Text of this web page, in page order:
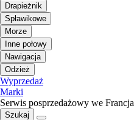
Drapieżnik
Spławikowe
Morze
Inne połowy
Nawigacja
Odzież
Wyprzedaż
Marki
Serwis posprzedażowy we Francja
Szukaj